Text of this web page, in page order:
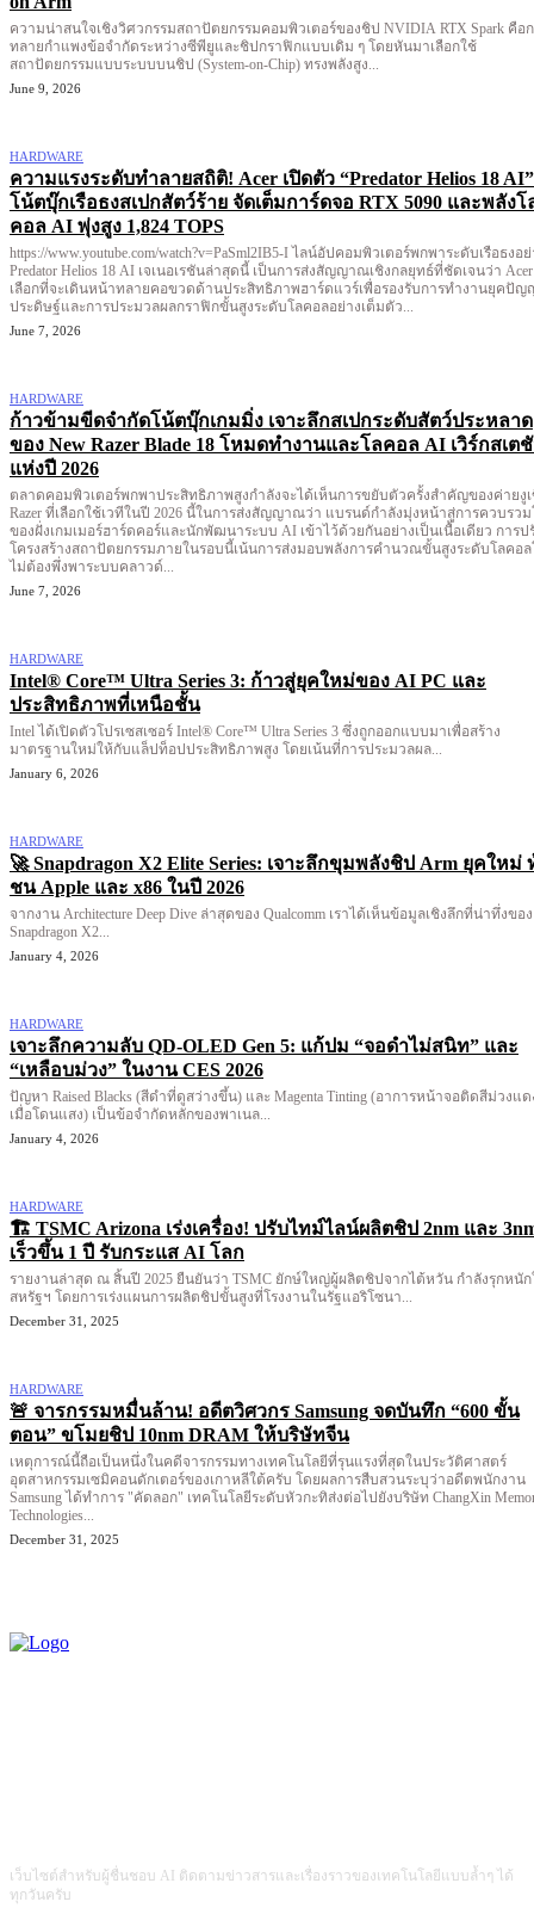
ความน่าสนใจเชิงวิศวกรรมสถาปัตยกรรมคอมพิวเตอร์ของชิป NVIDIA RTX Spark คือ
ทลายกำแพงข้อจำกัดระหว่างซีพียูและชิปกราฟิกแบบเดิม ๆ โดยหันมาเลือกใช้
สถาปัตยกรรมแบบระบบบนชิป (System-on-Chip) ทรงพลังสูง...
June 9, 2026
HARDWARE
ความแรงระดับทำลายสถิติ! Acer เปิดตัว “Predator Helios 18 AI”
โน้ตบุ๊กเรือธงสเปกสัตว์ร้าย จัดเต็มการ์ดจอ RTX 5090 และพลังโ
คอล AI พุ่งสูง 1,824 TOPS
https://www.youtube.com/watch?v=PaSml2IB5-I ไลน์อัปคอมพิวเตอร์พกพาระดับเรือธงอย่าง
Predator Helios 18 AI เจเนอเรชันล่าสุดนี้ เป็นการส่งสัญญาณเชิงกลยุทธ์ที่ชัดเจนว่า Acer
เลือกที่จะเดินหน้าทลายคอขวดด้านประสิทธิภาพฮาร์ดแวร์เพื่อรองรับการทำงานยุคปัญ
ประดิษฐ์และการประมวลผลกราฟิกขั้นสูงระดับโลคอลอย่างเต็มตัว...
June 7, 2026
HARDWARE
ก้าวข้ามขีดจำกัดโน้ตบุ๊กเกมมิ่ง เจาะลึกสเปกระดับสัตว์ประหลาด
ของ New Razer Blade 18 โหมดทำงานและโลคอล AI เวิร์กสเต
แห่งปี 2026
ตลาดคอมพิวเตอร์พกพาประสิทธิภาพสูงกำลังจะได้เห็นการขยับตัวครั้งสำคัญของค่ายงู
Razer ที่เลือกใช้เวทีในปี 2026 นี้ในการส่งสัญญาณว่า แบรนด์กำลังมุ่งหน้าสู่การควบรวม
ของฝั่งเกมเมอร์ฮาร์ดคอร์และนักพัฒนาระบบ AI เข้าไว้ด้วยกันอย่างเป็นเนื้อเดียว การป
โครงสร้างสถาปัตยกรรมภายในรอบนี้เน้นการส่งมอบพลังการคำนวณขั้นสูงระดับโลคอ
ไม่ต้องพึ่งพาระบบคลาวด์...
June 7, 2026
HARDWARE
Intel® Core™ Ultra Series 3: ก้าวสู่ยุคใหม่ของ AI PC และ
ประสิทธิภาพที่เหนือชั้น
Intel ได้เปิดตัวโปรเซสเซอร์ Intel® Core™ Ultra Series 3 ซึ่งถูกออกแบบมาเพื่อสร้าง
มาตรฐานใหม่ให้กับแล็ปท็อปประสิทธิภาพสูง โดยเน้นที่การประมวลผล...
January 6, 2026
HARDWARE
🚀 Snapdragon X2 Elite Series: เจาะลึกขุมพลังชิป Arm ยุคใหม่
ชน Apple และ x86 ในปี 2026
จากงาน Architecture Deep Dive ล่าสุดของ Qualcomm เราได้เห็นข้อมูลเชิงลึกที่น่าทึ่งของ
Snapdragon X2...
January 4, 2026
HARDWARE
เจาะลึกความลับ QD-OLED Gen 5: แก้ปม “จอดำไม่สนิท” และ
“เหลือบม่วง” ในงาน CES 2026
ปัญหา Raised Blacks (สีดำที่ดูสว่างขึ้น) และ Magenta Tinting (อาการหน้าจอติดสีม่วงแด
เมื่อโดนแสง) เป็นข้อจำกัดหลักของพาเนล...
January 4, 2026
HARDWARE
🏗️ TSMC Arizona เร่งเครื่อง! ปรับไทม์ไลน์ผลิตชิป 2nm และ
เร็วขึ้น 1 ปี รับกระแส AI โลก
รายงานล่าสุด ณ สิ้นปี 2025 ยืนยันว่า TSMC ยักษ์ใหญ่ผู้ผลิตชิปจากไต้หวัน กำลังรุกหนัก
สหรัฐฯ โดยการเร่งแผนการผลิตชิปขั้นสูงที่โรงงานในรัฐแอริโซนา...
December 31, 2025
HARDWARE
🚨 จารกรรมหมื่นล้าน! อดีตวิศวกร Samsung จดบันทึก “600 ขั้น
ตอน” ขโมยชิป 10nm DRAM ให้บริษัทจีน
เหตุการณ์นี้ถือเป็นหนึ่งในคดีจารกรรมทางเทคโนโลยีที่รุนแรงที่สุดในประวัติศาสตร์
อุตสาหกรรมเซมิคอนดักเตอร์ของเกาหลีใต้ครับ โดยผลการสืบสวนระบุว่าอดีตพนักงาน
Samsung ได้ทำการ "คัดลอก" เทคโนโลยีระดับหัวกะทิส่งต่อไปยังบริษัท ChangXin
Technologies...
December 31, 2025
เว็บไซต์สำหรับผู้ชื่นชอบ AI ติดตามข่าวสารและเรื่องราวของเทคโนโลยีแบบล้ำๆ ได้
ทุกวันครับ